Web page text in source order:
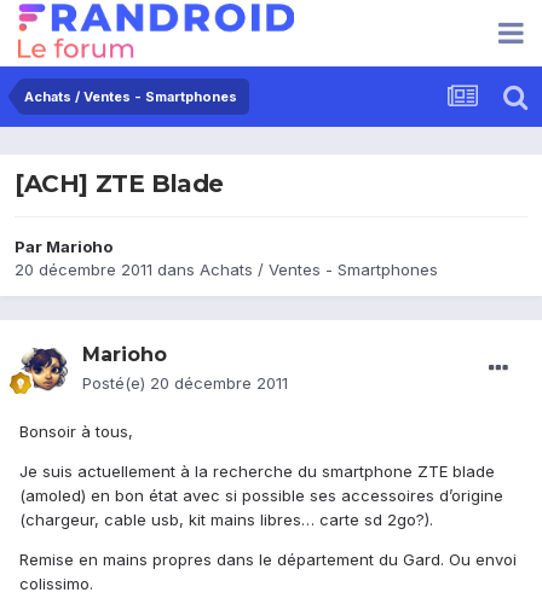
Achats / Ventes - Smartphones
[ACH] ZTE Blade
Par Marioho
20 décembre 2011 dans Achats / Ventes - Smartphones
Marioho
Posté(e) 20 décembre 2011
Bonsoir à tous,
Je suis actuellement à la recherche du smartphone ZTE blade
(amoled) en bon état avec si possible ses accessoires d’origine
(chargeur, cable usb, kit mains libres… carte sd 2go?).
Remise en mains propres dans le département du Gard. Ou envoi
colissimo.